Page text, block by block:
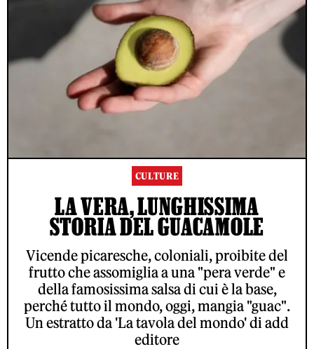
CULTURE
LA VERA, LUNGHISSIMA
STORIA DEL GUACAMOLE
Vicende picaresche, coloniali, proibite del
frutto che assomiglia a una "pera verde" e
della famosissima salsa di cui è la base,
perché tutto il mondo, oggi, mangia "guac".
Un estratto da 'La tavola del mondo' di add
editore